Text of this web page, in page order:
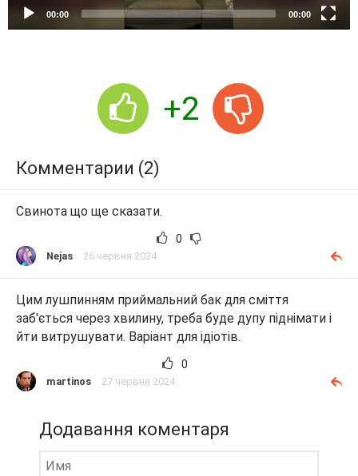
r
00:00 00:00
+2
Комментарии (2)
Свинота що ще сказати.
0
Nejas 26 червня 2024
Цим лушпинням приймальний бак для сміття
заб'ється через хвилину, треба буде дупу піднімати і
йти витрушувати. Варіант для ідіотів.
0
martinos 27 червня 2024
Додавання коментаря